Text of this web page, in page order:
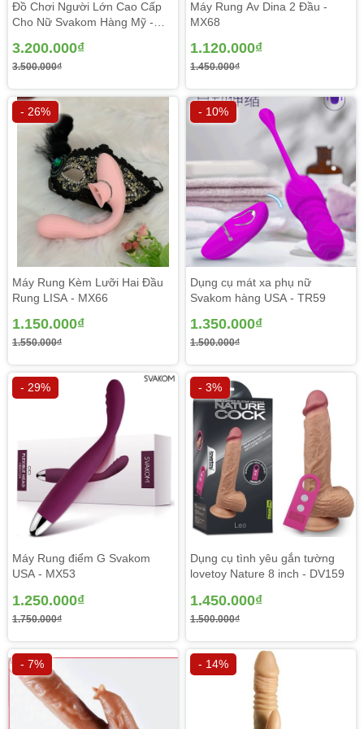
Mua đồ chơi người lớn cho nữ rung 2 đầu leten rung 10
chế độ cực đỉnh được thiết kế tinh tế, chắc chắn vừa để
kích thích các vùng nhạy cảm: vùng kín (âm đạo, âm vật),
ngực, bụng,....vừa để mát xa toàn thân vô cùng hiệu quả.
Phần đầu sản phẩm dụng cụ tình dục cho nữ được thiết
kế to nên dễ dàng mát xa các vùng lưng, vai, tay, chân,
Đồ Chơi Người Lớn Cao Cấp
Cho Nữ Svakom Hàng Mỹ -
3.200.000₫
3.500.000₫
Máy Rung Av Dina 2 Đầu -
MX68
1.120.000₫
1.450.000₫
- 26%
Máy Rung Kèm Lưỡi Hai Đầu
Rung LISA - MX66
1.150.000₫
1.550.000₫
- 10%
Dụng cụ mát xa phụ nữ
Svakom hàng USA - TR59
1.350.000₫
1.500.000₫
- 29%
Máy Rung điểm G Svakom
USA - MX53
1.250.000₫
1.750.000₫
- 3%
Dụng cụ tình yêu gắn tường
lovetoy Nature 8 inch - DV159
1.450.000₫
1.500.000₫
- 7% - 14%